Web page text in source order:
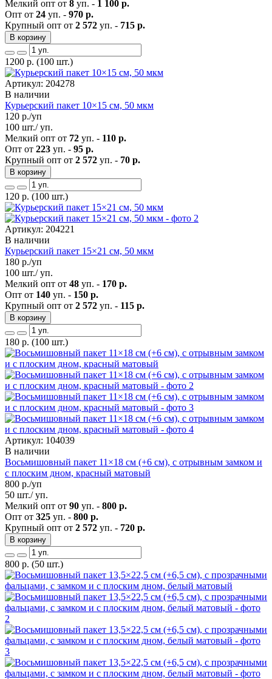
Мелкий опт от 8 уп. - 1 100 р.
Опт от 24 уп. - 970 р.
Крупный опт от 2 572 уп. - 715 р.
В корзину
1200 р. (100 шт.)
Артикул: 204278
В наличии
Курьерский пакет 10×15 см, 50 мкм
120 р./уп
100 шт./ уп.
Мелкий опт от 72 уп. - 110 р.
Опт от 223 уп. - 95 р.
Крупный опт от 2 572 уп. - 70 р.
В корзину
120 р. (100 шт.)
Артикул: 204221
В наличии
Курьерский пакет 15×21 см, 50 мкм
180 р./уп
100 шт./ уп.
Мелкий опт от 48 уп. - 170 р.
Опт от 140 уп. - 150 р.
Крупный опт от 2 572 уп. - 115 р.
В корзину
180 р. (100 шт.)
Артикул: 104039
В наличии
Восьмишовный пакет 11×18 см (+6 см), с отрывным замком и
с плоским дном, красный матовый
800 р./уп
50 шт./ уп.
Мелкий опт от 90 уп. - 800 р.
Опт от 325 уп. - 800 р.
Крупный опт от 2 572 уп. - 720 р.
В корзину
800 р. (50 шт.)